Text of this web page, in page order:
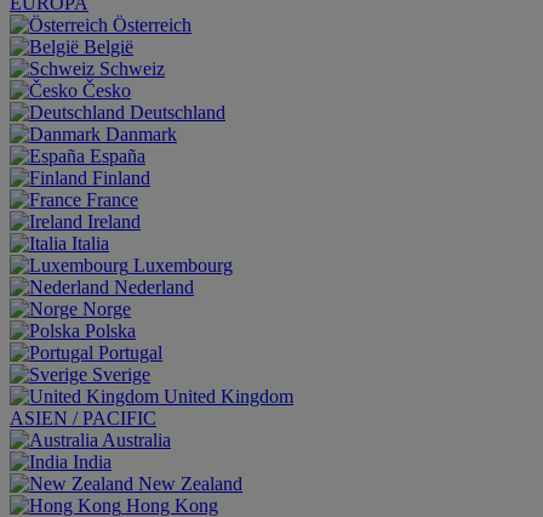
Österreich
België
Schweiz
Česko
Deutschland
Danmark
España
Finland
France
Ireland
Italia
Luxembourg
Nederland
Norge
Polska
Portugal
Sverige
United Kingdom
ASIEN / PACIFIC
Australia
India
New Zealand
Hong Kong